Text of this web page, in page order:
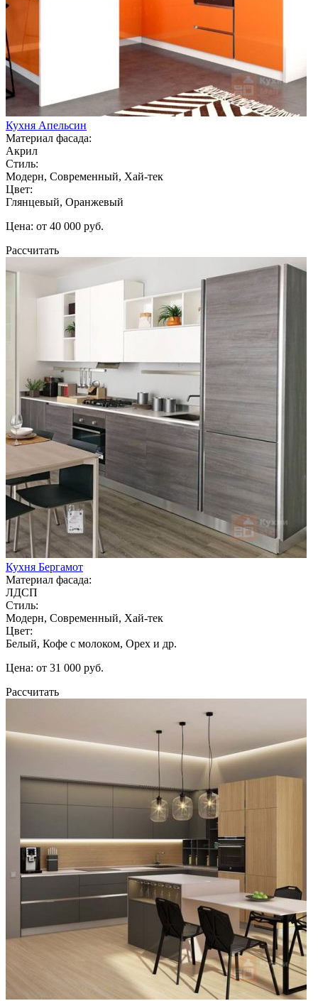
Кухня Апельсин
Материал фасада:
Акрил
Стиль:
Модерн, Современный, Хай-тек
Цвет:
Глянцевый, Оранжевый
Цена: от 40 000 руб.
Рассчитать
Кухня Бергамот
Материал фасада:
ЛДСП
Стиль:
Модерн, Современный, Хай-тек
Цвет:
Белый, Кофе с молоком, Орех и др.
Цена: от 31 000 руб.
Рассчитать